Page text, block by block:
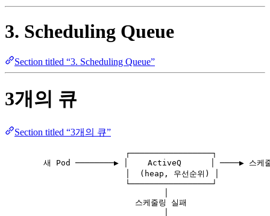
3. Scheduling Queue
Section titled “3. Scheduling Queue”
3개의 큐
Section titled “3개의 큐”
┌─────────────────┐
새 Pod ────────▶ │    ActiveQ      │ ────▶ 스케줄
│  (heap, 우선순위) │
└─────────────────┘
스케줄링 실패